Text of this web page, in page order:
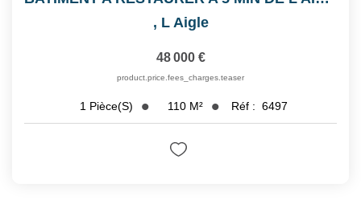
, L Aigle
48 000 €
product.price.fees_charges.teaser
1 Pièce(s) 110 M² Réf : 6497